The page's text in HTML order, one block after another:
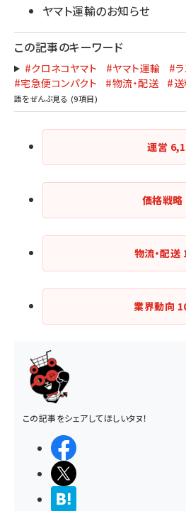
ヤマト運輸のお知らせ
この記事のキーワード
#クロネコヤマト #ヤマト運輸 #
#宅急便コンパクト
#物流・配送 #送
運営
価格戦略
物流・配送
業界動向
この記事をシェアしてほしいタヌ！